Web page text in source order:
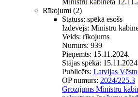
Rīkojumi (2)
Statuss: spēkā esošs
Izdevējs: Ministru
Veids: rīkojums
Numurs: 939
Pieņemts: 15.11.2024.
Stājas spēkā:
Publicēts: Latvijas
OP numurs: 2024/225.3
Grozījums Ministru